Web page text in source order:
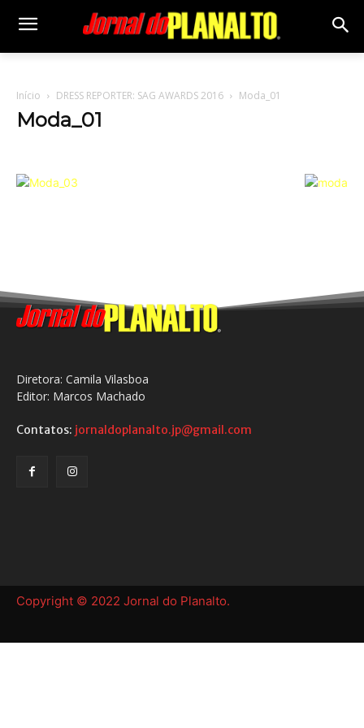
Início DRESS REPORTER: SAG AWARDS 2016 Moda_01
Moda_01
Diretora: Camila Vilasboa
Editor: Marcos Machado
Contatos: jornaldoplanalto.jp@gmail.com
Copyright © 2022 Jornal do Planalto.